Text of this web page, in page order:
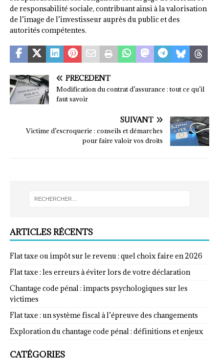
de responsabilité sociale, contribuant ainsi à la valorisation
de l’image de l’investisseur auprès du public et des
autorités compétentes.
PRÉCÉDENT
Modification du contrat d’assurance : tout ce qu’il
faut savoir
SUIVANT
Victime d’escroquerie : conseils et démarches
pour faire valoir vos droits
ARTICLES RÉCENTS
Flat taxe ou impôt sur le revenu : quel choix faire en 2026
Flat taxe : les erreurs à éviter lors de votre déclaration
Chantage code pénal : impacts psychologiques sur les
victimes
Flat taxe : un système fiscal à l’épreuve des changements
Exploration du chantage code pénal : définitions et enjeux
CATÉGORIES